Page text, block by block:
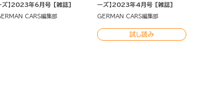
ズ】2023年6月号 [雑誌]
CARS編集部
ーズ】2023年4月号 [雑誌]
GERMAN CARS編集部
試し読み